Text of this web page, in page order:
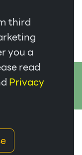
อุดรธานี 41130
ติดต่อเรา
third
you a
read
Privacy